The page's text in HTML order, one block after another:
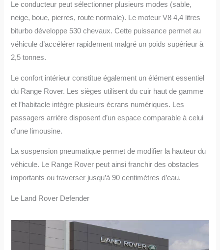
Le conducteur peut sélectionner plusieurs modes (sable,
neige, boue, pierres, route normale). Le moteur V8 4,4 litres
biturbo développe 530 chevaux. Cette puissance permet au
véhicule d’accélérer rapidement malgré un poids supérieur à
2,5 tonnes.
Le confort intérieur constitue également un élément essentiel
du Range Rover. Les sièges utilisent du cuir haut de gamme
et l’habitacle intègre plusieurs écrans numériques. Les
passagers arrière disposent d’un espace comparable à celui
d’une limousine.
La suspension pneumatique permet de modifier la hauteur du
véhicule. Le Range Rover peut ainsi franchir des obstacles
importants ou traverser jusqu’à 90 centimètres d’eau.
Le Land Rover Defender